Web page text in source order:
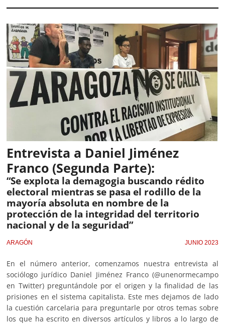
Entrevista a Daniel Jiménez
Franco (Segunda Parte):
“Se explota la demagogia buscando rédito
electoral mientras se pasa el rodillo de la
mayoría absoluta en nombre de la
protección de la integridad del territorio
nacional y de la seguridad”
ARAGÓN JUNIO 2023
En el número anterior, comenzamos nuestra entrevista al
sociólogo jurídico Daniel Jiménez Franco (@unenormecampo
en Twitter) preguntándole por el origen y la finalidad de las
prisiones en el sistema capitalista. Este mes dejamos de lado
la cuestión carcelaria para preguntarle por otros temas sobre
los que ha escrito en diversos artículos y libros a lo largo de